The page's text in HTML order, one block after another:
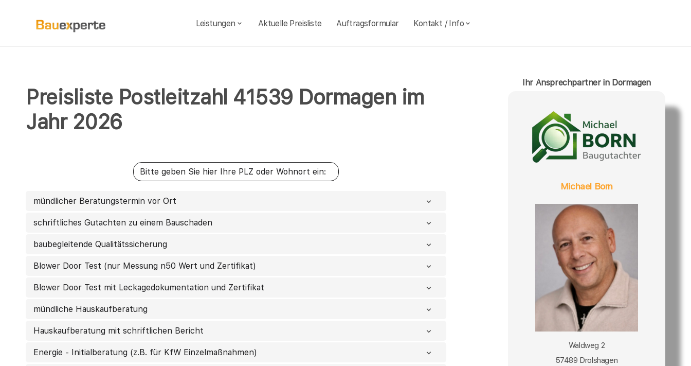
Leistungen Aktuelle Preisliste Auftragsformular Kontakt / Info
Preisliste Postleitzahl 41539 Dormagen im
Jahr 2026
mündlicher Beratungstermin vor Ort
schriftliches Gutachten zu einem Bauschaden
baubegleitende Qualitätssicherung
Blower Door Test (nur Messung n50 Wert und Zertifikat)
Blower Door Test mit Leckagedokumentation und Zertifikat
mündliche Hauskaufberatung
Hauskaufberatung mit schriftlichen Bericht
Energie - Initialberatung (z.B. für KfW Einzelmaßnahmen)
Ihr Ansprechpartner in Dormagen
Michael Born
Waldweg 2
57489 Drolshagen